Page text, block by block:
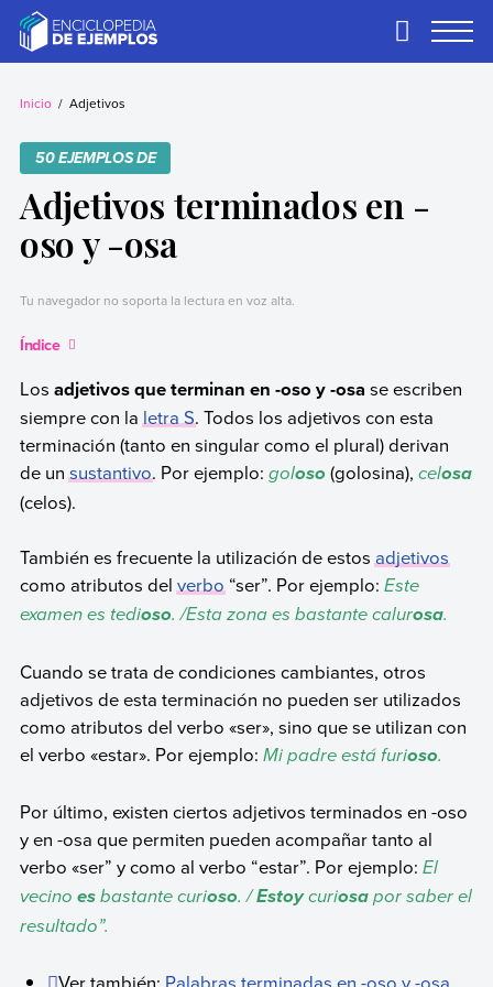
contentEjemplos
Necesitas ejemplos.
Primary
Inicio Adjetivos
50 EJEMPLOS DE
Adjetivos terminados en -
oso y -osa
Tu navegador no soporta la lectura en voz alta.
Índice
Los adjetivos que terminan en -oso y -osa se escriben
siempre con laletra S. Todos los adjetivos con esta
terminación (tanto en singular como el plural) derivan
de unsustantivo. Por ejemplo: goloso (golosina), celosa
(celos).
También es frecuente la utilización de estosadjetivos
como atributos delverbo“ser”. Por ejemplo: Este
examen es tedioso. /Esta zona es bastante calurosa.
Cuando se trata de condiciones cambiantes, otros
adjetivos de esta terminación no pueden ser utilizados
como atributos del verbo «ser», sino que se utilizan con
el verbo «estar». Por ejemplo: Mi padre está furioso.
Por último, existen ciertos adjetivos terminados en -oso
y en -osa que permiten pueden acompañar tanto al
verbo «ser” y como al verbo “estar”. Por ejemplo: El
vecino esbastante curioso. /Estoycuriosapor saber el
resultado”.
Ver también:Palabras terminadas en -oso y -osa